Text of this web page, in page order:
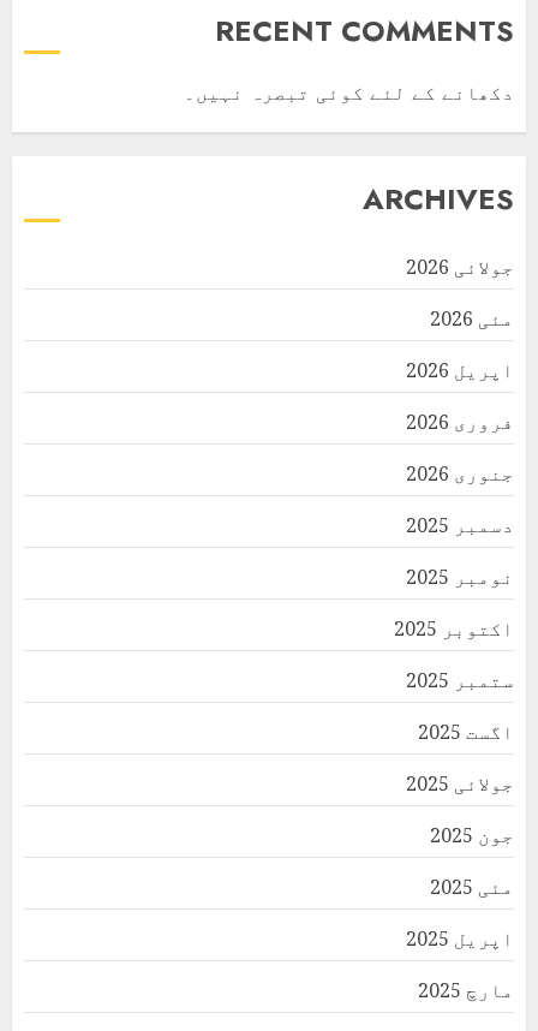
RECENT COMMENTS
دکھانے کے لئے کوئی تبصرہ نہیں۔
ARCHIVES
جولائی 2026
مئی 2026
اپریل 2026
فروری 2026
جنوری 2026
دسمبر 2025
نومبر 2025
اکتوبر 2025
ستمبر 2025
اگست 2025
جولائی 2025
جون 2025
مئی 2025
اپریل 2025
مارچ 2025